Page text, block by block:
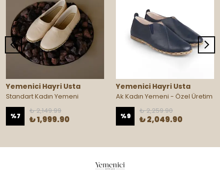
Yemenici Hayri Usta
Standart Kadın Yemeni
%7
₺ 2,149.99
₺ 1,999.90
Yemenici Hayri Usta
Ak Kadın Yemeni - Özel Üretim
%9
₺ 2,259.90
₺ 2,049.90